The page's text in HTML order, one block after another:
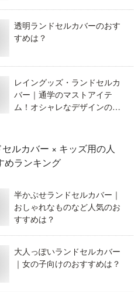
透明ランドセルカバーのおす
すめは？
レイングッズ・ランドセルカ
バー｜通学のマストアイテ
ム！オシャレなデザインのオ
ルカバー × キッズ用の人
めランキング
半かぶせランドセルカバー｜
おしゃれなものなど人気のお
すすめは？
大人っぽいランドセルカバー
｜女の子向けのおすすめは？